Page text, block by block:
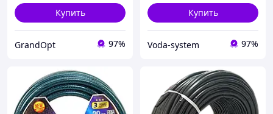
Купить
GrandOpt 97%
Купить
Voda-system 97%